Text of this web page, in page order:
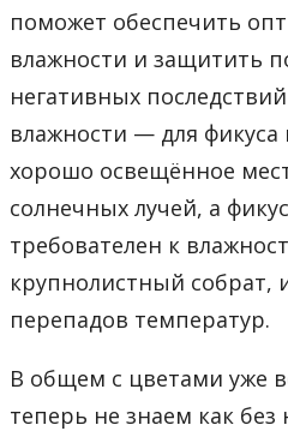
поможет обеспечить
влажности и защитить
негативных
влажности — для
хорошо освещённое
солнечных лучей, а
требователен к
крупнолистный собрат,
перепадов температур.
В общем с цветами уже
теперь не знаем как